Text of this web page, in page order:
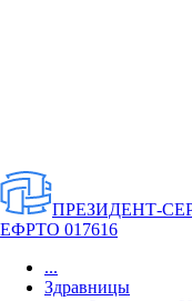
ПРЕЗИДЕНТ-
ЕФРТО 017616
...
Здравницы